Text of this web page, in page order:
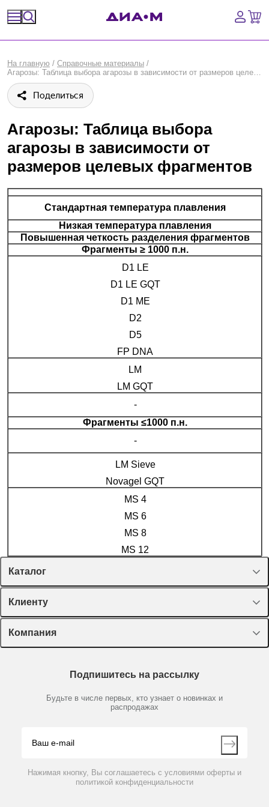
Оборудование, приборы
Расходные материалы, пластик, стекло
Химические реактивы, препараты, наборы
Предметный указатель
Библиотека
Сравнение
На главную / Справочные материалы /
Агарозы: Таблица выбора агарозы в зависимости от размеров целевых фрагментов
Поделиться
Агарозы: Таблица выбора
агарозы в зависимости от
размеров целевых фрагментов
Стандартная температура плавления
Низкая температура плавления
Повышенная четкость разделения фрагментов
Фрагменты ≥ 1000 п.н.
D1 LE
D1 LE GQT
D1 ME
D2
D5
FP DNA
LM
LM GQT
-
Фрагменты ≤1000 п.н.
-
LM Sieve
Novagel GQT
MS 4
MS 6
MS 8
MS 12
Каталог
Спецпредложения
Оборудование, приборы
Пластик, стекло, принадлежности
Химические реактивы, препараты, наборы
Производители
Клиенту
Лекторий Диаэм
Доставка и оплата
Мобильное приложение
Компания
Партнеры
Контакты
Подпишитесь на рассылку
Будьте в числе первых, кто узнает о новинках и
распродажах
Нажимая кнопку, Вы соглашаетесь с условиями оферты и
политикой конфиденциальности